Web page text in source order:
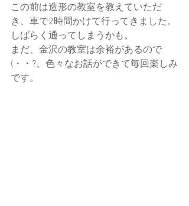
この前は造形の教室を教えていただ
き、車で2時間かけて行ってきました。
しばらく通ってしまうかも。
まだ、金沢の教室は余裕があるので
(・・?、色々なお話ができて毎回楽しみ
です。